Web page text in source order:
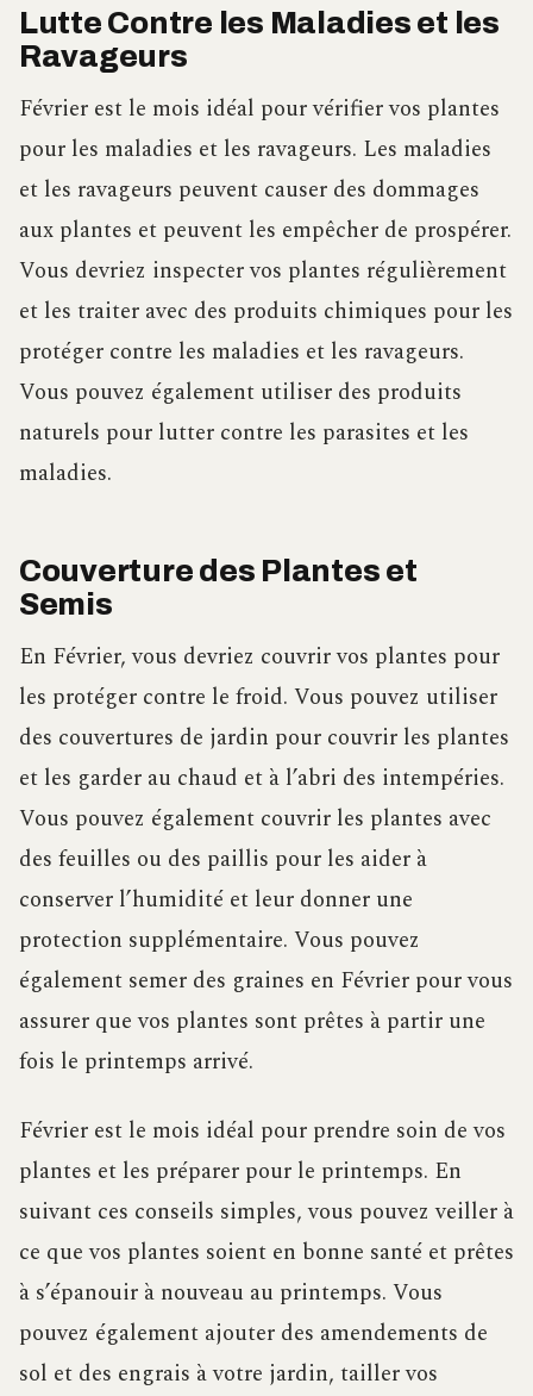
Lutte Contre les Maladies et les
Ravageurs
Février est le mois idéal pour vérifier vos plantes
pour les maladies et les ravageurs. Les maladies
et les ravageurs peuvent causer des dommages
aux plantes et peuvent les empêcher de prospérer.
Vous devriez inspecter vos plantes régulièrement
et les traiter avec des produits chimiques pour les
protéger contre les maladies et les ravageurs.
Vous pouvez également utiliser des produits
naturels pour lutter contre les parasites et les
maladies.
Couverture des Plantes et
Semis
En Février, vous devriez couvrir vos plantes pour
les protéger contre le froid. Vous pouvez utiliser
des couvertures de jardin pour couvrir les plantes
et les garder au chaud et à l’abri des intempéries.
Vous pouvez également couvrir les plantes avec
des feuilles ou des paillis pour les aider à
conserver l’humidité et leur donner une
protection supplémentaire. Vous pouvez
également semer des graines en Février pour vous
assurer que vos plantes sont prêtes à partir une
fois le printemps arrivé.
Février est le mois idéal pour prendre soin de vos
plantes et les préparer pour le printemps. En
suivant ces conseils simples, vous pouvez veiller à
ce que vos plantes soient en bonne santé et prêtes
à s’épanouir à nouveau au printemps. Vous
pouvez également ajouter des amendements de
sol et des engrais à votre jardin, tailler vos